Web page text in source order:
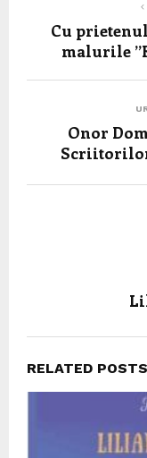
Cu
malurile
Onor
RELATED POSTS